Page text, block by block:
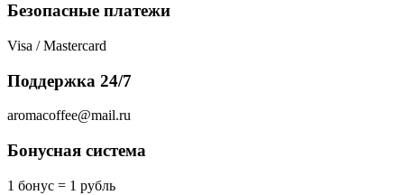
Безопасные платежи
Visa / Mastercard
Поддержка 24/7
aromacoffee@mail.ru
Бонусная система
1 бонус = 1 рубль